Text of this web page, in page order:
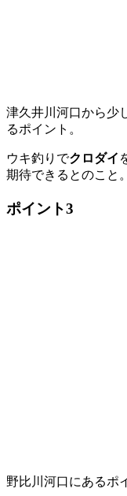
津久井川河口から少
るポイント。
ウキ釣りでクロダイ
期待できるとのこと。
ポイント3
野比川河口にあるポ